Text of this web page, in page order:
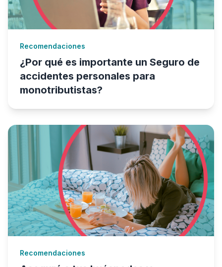
Recomendaciones
¿Por qué es importante un Seguro de
accidentes personales para
monotributistas?
Recomendaciones